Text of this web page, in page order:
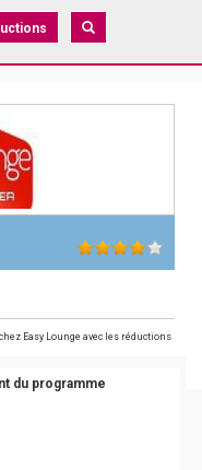
chez Easy Lounge avec les réductions
du programme